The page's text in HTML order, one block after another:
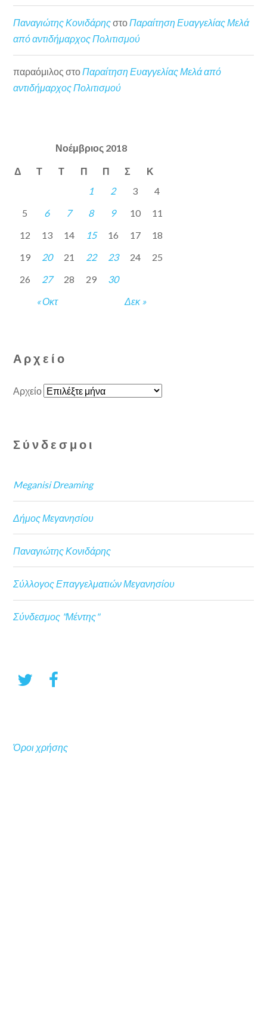
Παναγιώτης ΚονιδάρηςστοΠαραίτηση Ευαγγελίας Μελά
από αντιδήμαρχος Πολιτισμού
παραόμιλος στοΠαραίτηση Ευαγγελίας Μελά από
αντιδήμαρχος Πολιτισμού
Νοέμβριος 2018
Δ Τ Τ Π Π Σ Κ
« Οκτ Δεκ »
1 2 3
4
5
6 7 8 9 10
11
12
13 14 15 16 17
18
19
20 21 22 23 24
25
26
27 28 29 30
Αρχείο
Αρχείο
Σύνδεσμοι
Meganisi Dreaming
Δήμος Μεγανησίου
Παναγιώτης Κονιδάρης
Σύλλογος Επαγγελματιών Μεγανησίου
Σύνδεσμος "Μέντης"
Όροι χρήσης